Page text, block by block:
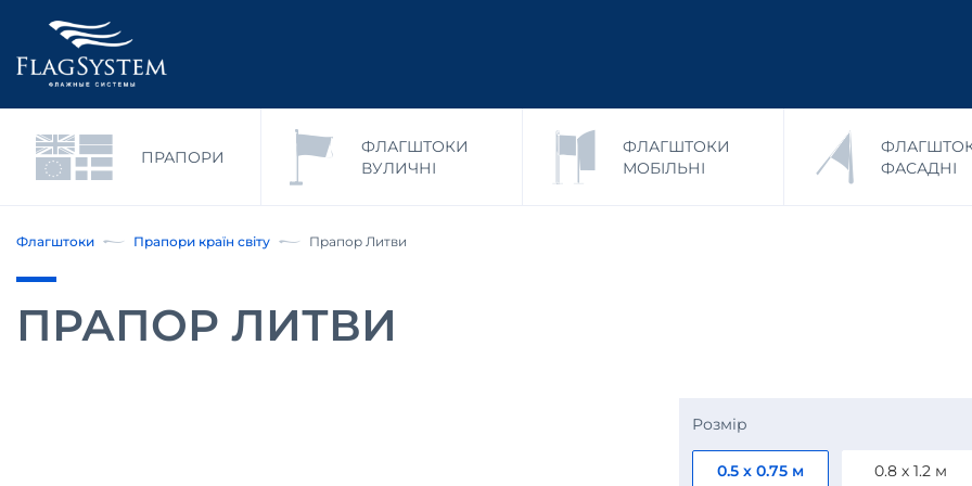
ПРАПОРИ
ФЛАГШТОКИ
ВУЛИЧНІ
ФЛАГШТОКИ
МОБІЛЬНІ
ФАСАДНІ
Флагштоки Прапори країн світу Прапор Литви
ПРАПОР ЛИТВИ
Розмір
0.5 х 0.75 м 0.8 х 1.2 м